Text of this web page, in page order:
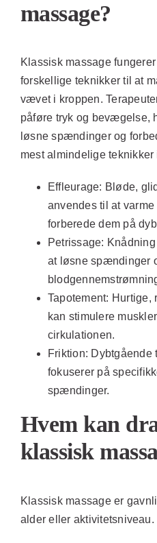
massage?
Klassisk massage
forskellige teknikker til at
vævet i kroppen.
påføre tryk og bevægelse,
løsne spændinger og
mest almindelige teknikker
Effleurage: Bløde,
anvendes til at
forberede dem på
Petrissage:
at løsne spændinger
Tapotement: Hurtige,
kan stimulere
cirkulationen.
Friktion: Dybtgående
fokuserer på
spændinger.
Hvem kan
klassisk
Klassisk massage er
alder eller